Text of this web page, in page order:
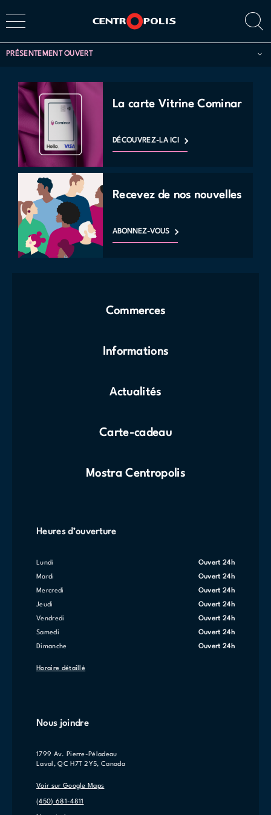
PRÉSENTEMENT OUVERT
La carte Vitrine Cominar
DÉCOUVREZ-LA ICI
Recevez de nos nouvelles
ABONNEZ-VOUS
Commerces
Informations
Actualités
Carte-cadeau
Mostra Centropolis
Heures d’ouverture
lundi Ouvert 24h
mardi Ouvert 24h
mercredi Ouvert 24h
jeudi Ouvert 24h
vendredi Ouvert 24h
samedi Ouvert 24h
dimanche Ouvert 24h
Horaire détaillé
Nous joindre
1799 Av. Pierre-Péladeau
Laval, QC H7T 2Y5, Canada
Voir sur Google Maps
(450) 681-4811